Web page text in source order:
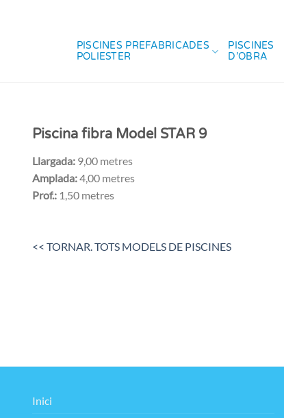
PISCINES PREFABRICADES
POLIESTER
PISCINES
D’OBRA
Piscina fibra Model STAR 9
Llargada: 9,00 metres
Amplada:4,00 metres
Prof.: 1,50 metres
<< TORNAR. TOTS MODELS DE PISCINES
Inici